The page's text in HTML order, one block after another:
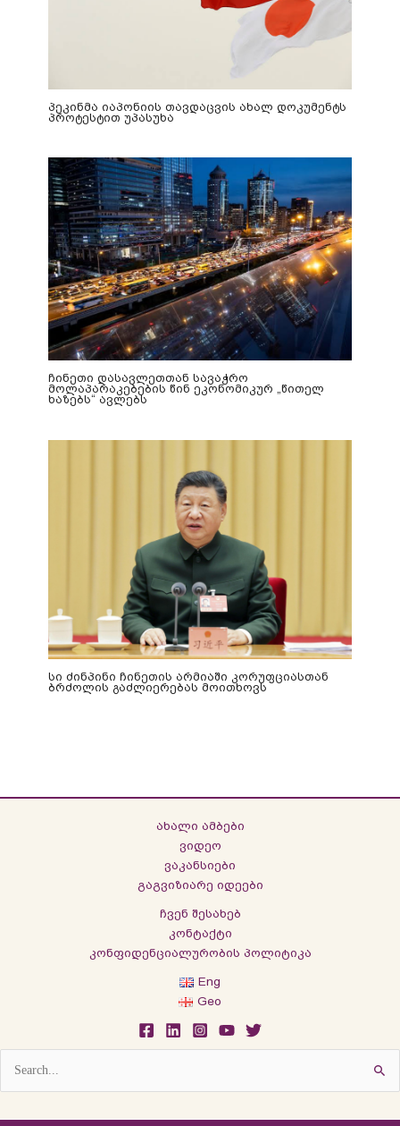
პეკინმა იაპონიის თავდაცვის ახალ დოკუმენტს
პროტესტით უპასუხა
ჩინეთი დასავლეთთან სავაჭრო
მოლაპარაკებების წინ ეკონომიკურ „წითელ
ხაზებს“ ავლებს
სი ძინპინი ჩინეთის არმიაში კორუფციასთან
ბრძოლის გაძლიერებას მოითხოვს
ახალი ამბები
ვიდეო
ვაკანსიები
გაგვიზიარე იდეები
ჩვენ შესახებ
კონტაქტი
კონფიდენციალურობის პოლიტიკა
Eng
Geo
Search
for: